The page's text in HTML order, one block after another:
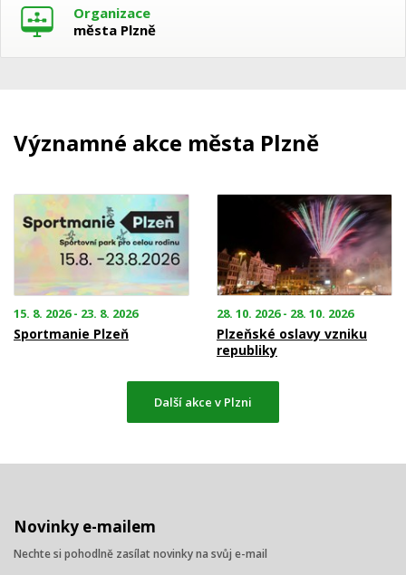
Organizace
města Plzně
Významné akce města Plzně
15. 8. 2026 - 23. 8. 2026
Sportmanie Plzeň
28. 10. 2026 - 28. 10. 2026
Plzeňské oslavy vzniku
republiky
Další akce v Plzni
Novinky e-mailem
Nechte si pohodlně zasílat novinky na svůj e-mail